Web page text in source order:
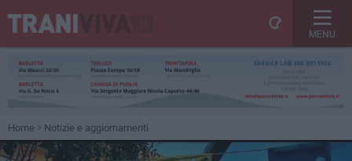
MENU
Home Notizie e aggiornamenti